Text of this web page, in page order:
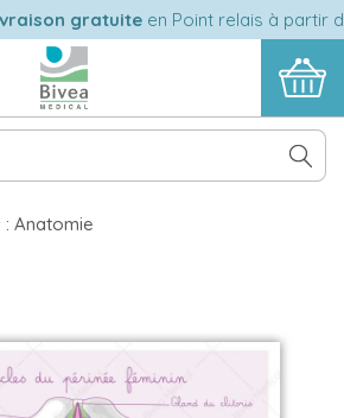
gratuiteen Point relais à partir de
: Anatomie